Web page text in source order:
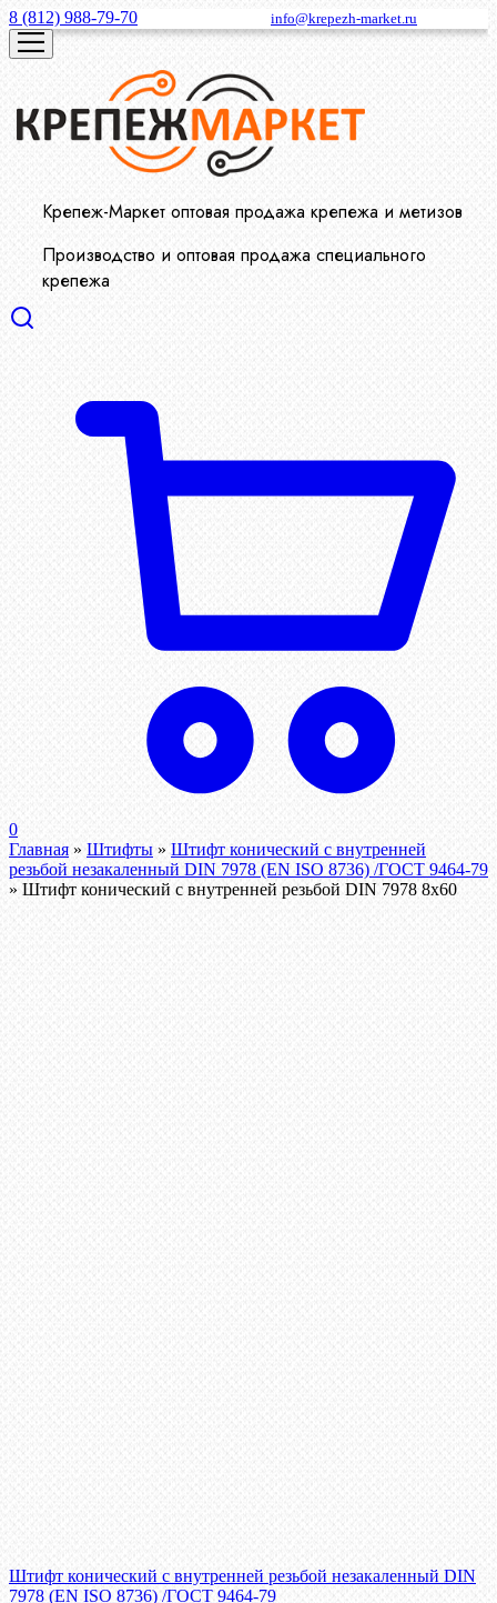
8 (812) 988-79-70 info@krepezh-market.ru
Крепеж-Маркет оптовая продажа крепежа и метизов
Производство и оптовая продажа специального
крепежа
0
Главная » Штифты » Штифт конический с внутренней
резьбой незакаленный DIN 7978 (EN ISO 8736) /ГОСТ 9464-79
» Штифт конический с внутренней резьбой DIN 7978 8х60
Штифт конический с внутренней резьбой незакаленный DIN
7978 (EN ISO 8736) /ГОСТ 9464-79